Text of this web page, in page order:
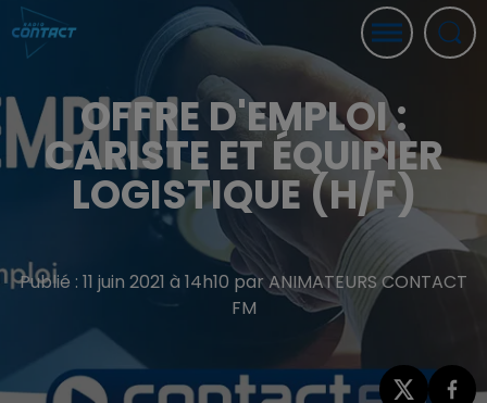
OFFRE D'EMPLOI :
CARISTE ET ÉQUIPIER
LOGISTIQUE (H/F)
Publié : 11 juin 2021 à 14h10 par ANIMATEURS CONTACT
FM